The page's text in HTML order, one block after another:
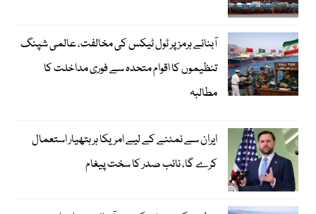
آبنائے ہرمز پر ٹول ٹیکس کی مخالفت، عالمی شپنگ
تنظیموں کا اقوام متحدہ سے فوری مداخلت کا
مطالبہ
ایران سے نمٹنے کے لیے امریکا ہر ہتھیار استعمال
کرے گا، نائب صدر کا سخت پیغام